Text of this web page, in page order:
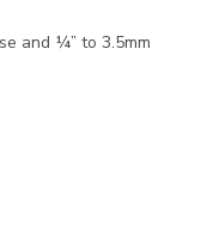
and ¼” to 3.5mm